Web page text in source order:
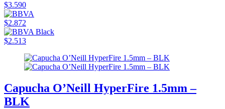
$3.590
$2.872
$2.513
Capucha O’Neill HyperFire 1.5mm –
BLK